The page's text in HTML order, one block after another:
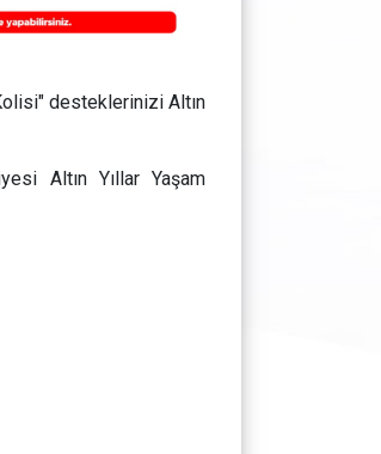
desteklerinizi Altın
Altın Yıllar Yaşam